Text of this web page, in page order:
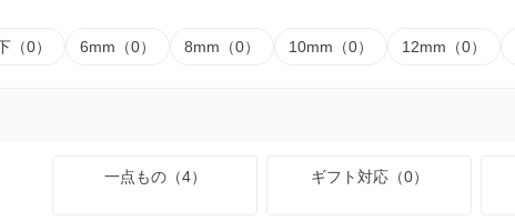
（0） 6mm（0） 8mm（0） 10mm（0） 12mm（0）
一点もの（4） ギフト対応（0）